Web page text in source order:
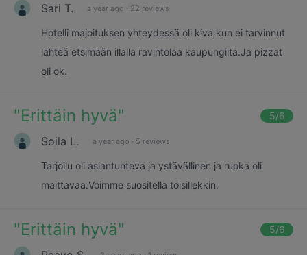
Sari T. a year ago · 22 reviews
Hotelli majoituksen yhteydessä oli kiva kun ei tarvinnut
lähteä etsimään illalla ravintolaa kaupungilta.Ja pizzat
oli ok.
"Erittäin hyvä" 5/6
Soila L. a year ago · 5 reviews
Tarjoilu oli asiantunteva ja ystävällinen ja ruoka oli
maittavaa.Voimme suositella toisillekkin.
"Erittäin hyvä" 5/6